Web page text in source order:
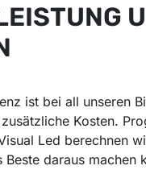
ist bei all unseren
Kosten.
Led berechnen
daraus machen